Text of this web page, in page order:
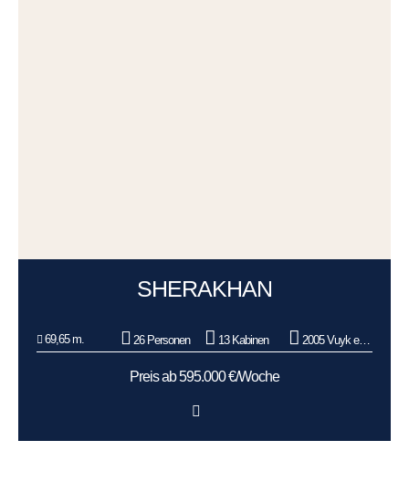
SHERAKHAN
69,65 m. 26 Personen 13 Kabinen 2005 Vuyk en Zonen
Preis ab 595.000 €/Woche